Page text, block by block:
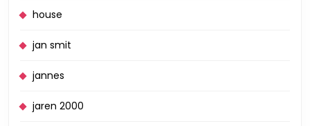
house
jan smit
jannes
jaren 2000